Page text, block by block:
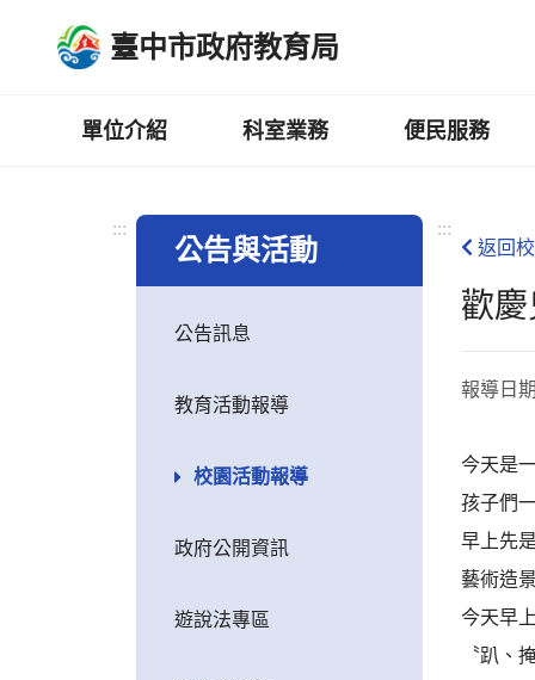
臺中市政府教育局
單位介紹 科室業務 便民服務
:::
公告與活動
公告訊息
教育活動報導
校園活動報導
政府公開資訊
遊說法專區
:::
返回
歡
報導日
今天是
孩子們
早上先
藝術造
今天早
〝趴、